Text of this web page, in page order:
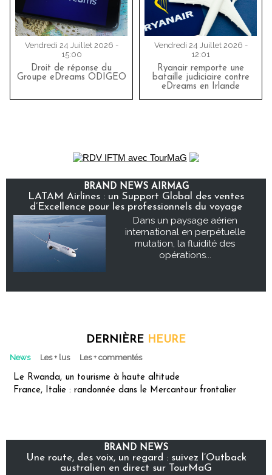
Vendredi 24 Juillet 2026 -
15:00
Droit de réponse du
Groupe eDreams ODIGEO
Vendredi 24 Juillet 2026 -
12:01
Ryanair remporte une
bataille judiciaire contre
eDreams en Irlande
BRAND NEWS AIRMAG
LATAM Airlines : un Support Global des ventes
d’Excellence pour les professionnels du voyage
Dans un paysage aérien
international en perpétuelle
mutation, la fluidité des
opérations...
DERNIÈRE HEURE
News Les + lus Les + commentés
Le Rwanda, un tourisme à haute altitude
France, Italie : randonnée dans le Mercantour frontalier
BRAND NEWS
Une route, des voix, un regard : suivez l’Outback
australien en direct sur TourMaG